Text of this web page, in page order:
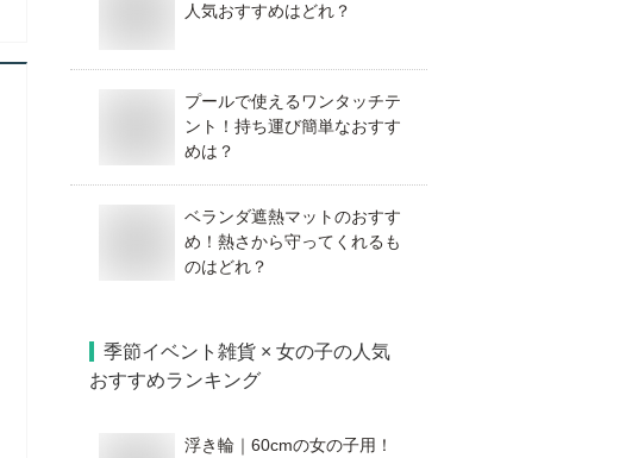
人気おすすめはどれ？
プールで使えるワンタッチテ
ント！持ち運び簡単なおすす
めは？
ベランダ遮熱マットのおすす
め！熱さから守ってくれるも
のはどれ？
季節イベント雑貨 × 女の子の人気
おすすめランキング
浮き輪｜60cmの女の子用！